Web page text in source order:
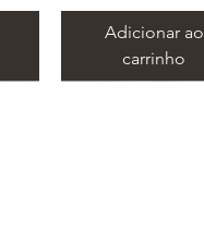
Adicionar ao
carrinho